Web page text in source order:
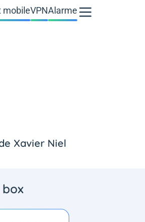
mobileVPNAlarme
Xavier Niel